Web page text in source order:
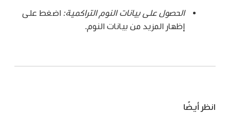
الحصول على بيانات النوم التراكمية:اضغط على
إظهار المزيد من بيانات النوم.
انظر أيضًا